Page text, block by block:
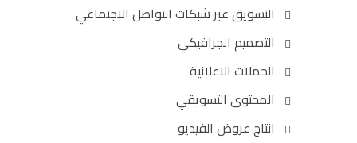
التسويق عبر شبكات التواصل الاجتماعي
التصميم الجرافيكي
الحملات الاعلانية
المحتوى التسويقي
انتاج عروض الفيديو